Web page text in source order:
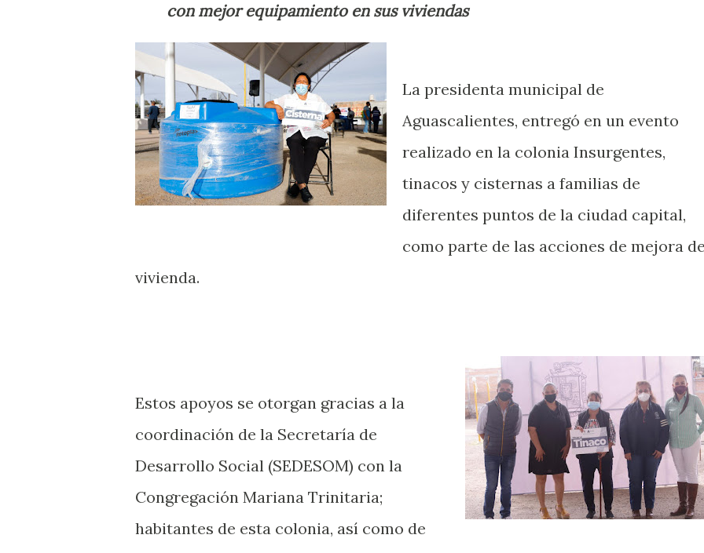
con mejor equipamiento en sus viviendas
La presidenta municipal de
Aguascalientes, entregó en un evento
realizado en la colonia Insurgentes,
tinacos y cisternas a familias de
diferentes puntos de la ciudad capital,
como parte de las acciones de mejora
vivienda.
Estos apoyos se otorgan gracias a la
coordinación de la Secretaría de
Desarrollo Social (SEDESOM) con la
Congregación Mariana Trinitaria;
habitantes de esta colonia, así como de